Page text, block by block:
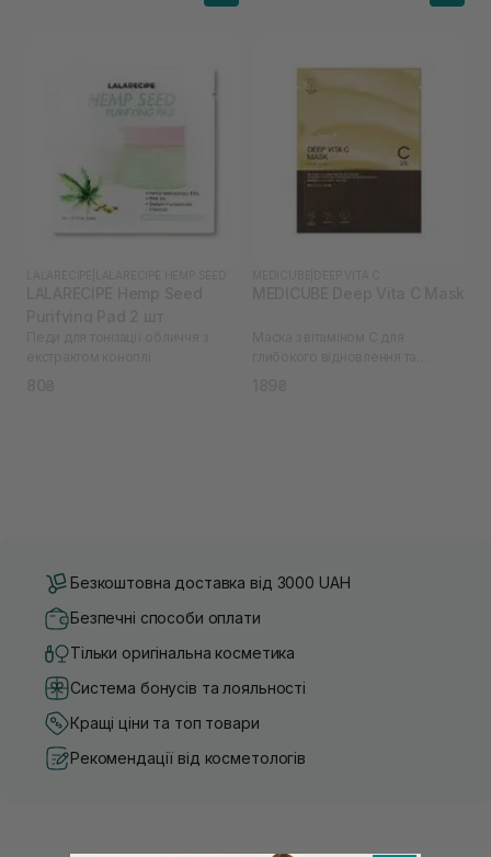
Безкоштовна доставка від 3000 UAH
Безпечні способи оплати
Тільки оригінальна косметика
Система бонусів та лояльності
Кращі ціни та топ товари
Рекомендації від косметологів